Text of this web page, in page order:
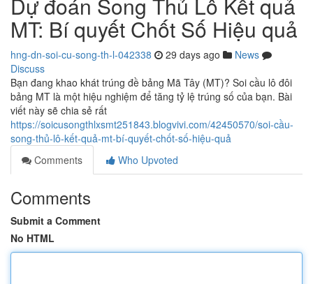
MT: Bí quyết Chốt Số Hiệu quả
hng-dn-soi-cu-song-th-l-042338 29 days ago
News
Discuss
Bạn đang khao khát trúng đề bảng Mã Tây (MT)? Soi cầu lô đôi
bảng MT là một hiệu nghiệm để tăng tỷ lệ trúng số của bạn. Bài
viết này sẽ chia sẻ rất
https://soicusongthlxsmt251843.blogvivi.com/42450570/soi-cầu-
song-thủ-lô-kết-quả-mt-bí-quyết-chốt-số-hiệu-quả
Comments
Who Upvoted
Comments
Submit a Comment
No HTML